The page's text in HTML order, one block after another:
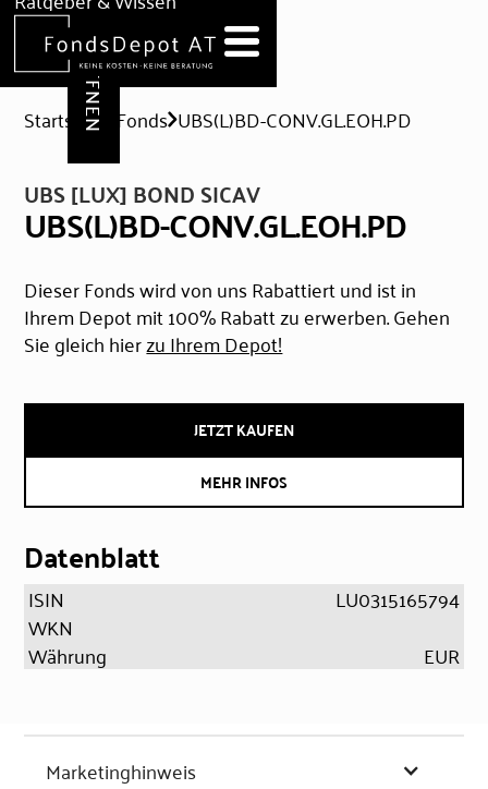
Hilfe & Formulare
DEPOT ERÖFFNEN
Startseite Fonds UBS(L)BD-CONV.GL.EOH.PD
UBS [LUX] BOND SICAV
UBS(L)BD-CONV.GL.EOH.PD
Dieser Fonds wird von uns Rabattiert und ist in
Ihrem Depot mit 100% Rabatt zu erwerben. Gehen
Sie gleich hierzu Ihrem Depot!
JETZT KAUFEN
MEHR INFOS
Datenblatt
ISIN
LU0315165794
WKN
Währung
EUR
Marketinghinweis